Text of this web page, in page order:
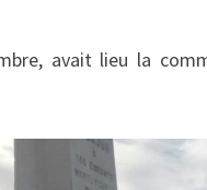
avait lieu la